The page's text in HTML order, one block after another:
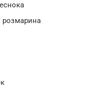
розмарина